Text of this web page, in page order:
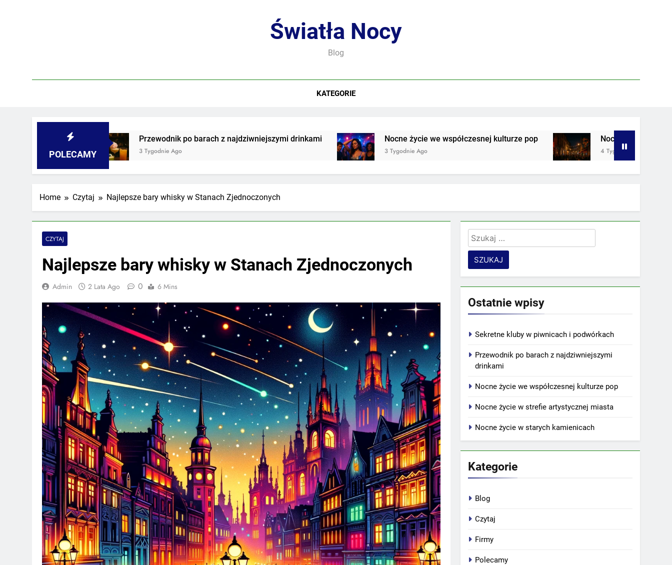
Światła Nocy
Blog
KATEGORIE
POLECAMY
Przewodnik po barach z najdziwniejszymi drinkami
3 Tygodnie Ago
Nocne życie we współczesnej kulturze pop
3 Tygodnie Ago
Nocne życie w strefie artystycznej
4 Tygodnie Ago
Home Czytaj Najlepsze bary whisky w Stanach Zjednoczonych
CZYTAJ
Najlepsze bary whisky w Stanach Zjednoczonych
Admin 2 Lata Ago 0 6 Mins
Szukaj:
Ostatnie wpisy
Sekretne kluby w piwnicach i podwórkach
Przewodnik po barach z najdziwniejszymi
drinkami
Nocne życie we współczesnej kulturze pop
Nocne życie w strefie artystycznej miasta
Nocne życie w starych kamienicach
Kategorie
Blog
Czytaj
Firmy
Polecamy